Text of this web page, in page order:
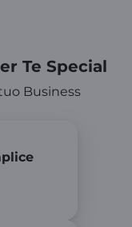
Te Special
Business